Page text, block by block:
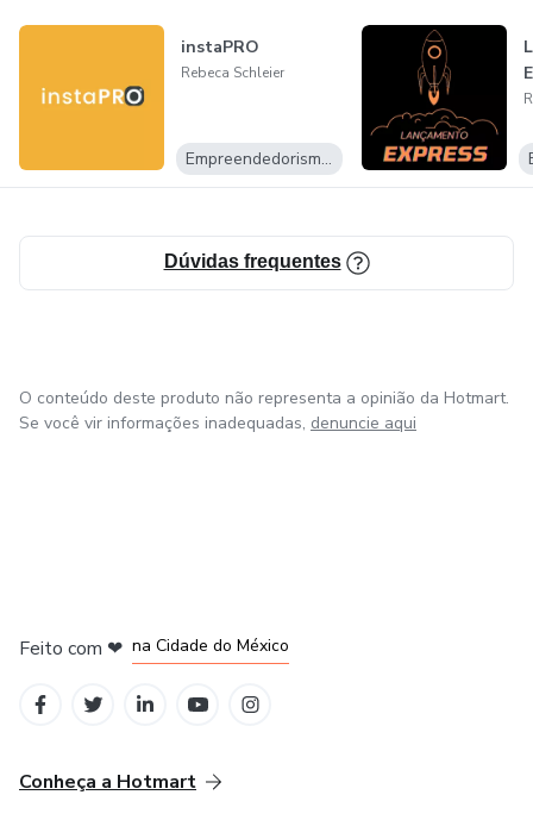
instaPRO
Rebeca Schleier
Empreendedorismo Digital
Dúvidas frequentes
O conteúdo deste produto não representa a opinião da Hotmart.
Se você vir informações inadequadas, denuncie aqui
Feito com ❤ na Cidade do México
Conheça a Hotmart